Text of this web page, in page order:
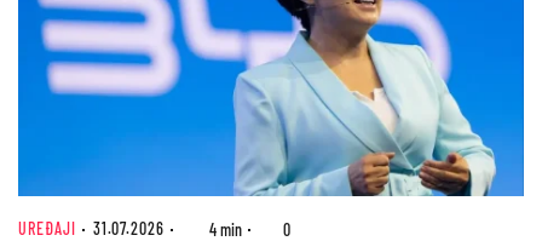
UREĐAJI 31.07.2026 4 min 0